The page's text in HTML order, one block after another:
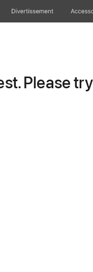
Divertissements
Please